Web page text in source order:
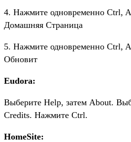
4. Нажмите одновременно Ctrl,
Домашняя Страница
5. Нажмите одновременно Ctrl,
Обновит
Eudora:
Выберите Help, затем About.
Credits. Нажмите Ctrl.
HomeSite: